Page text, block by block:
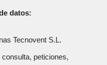
datos:
Tecnovent S.L.
peticiones,